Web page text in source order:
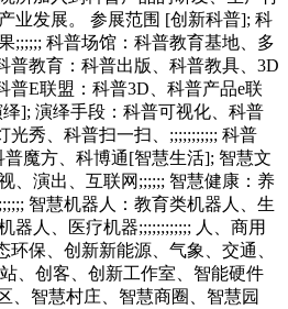
业发展。 参展范围 [创新科普]; 科
;;;;;; 科普场馆：科普教育基地、多
普教育：科普出版、科普教具、3D
普E联盟：科普3D、科普产品e联
]; 演绎手段：科普可视化、科普
秀、科普扫一扫、;;;;;;;;;;; 科普
魔方、科博通[智慧生活]; 智慧文
、演出、互联网;;;;;; 智慧健康：养
智慧机器人：教育类机器人、生
器人、医疗机器;;;;;;;;;;;; 人、商用
环保、创新新能源、气象、交通、
、创客、创新工作室、智能硬件
、智慧村庄、智慧商圈、智慧园